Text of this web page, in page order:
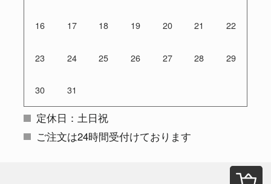
16 17 18 19 20 21 22
23 24 25 26 27 28 29
30 31
定休日：土日祝
ご注文は24時間受付けております